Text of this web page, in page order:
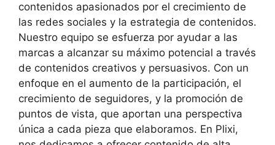
contenidos apasionados por el crecimiento de
las redes sociales y la estrategia de contenidos.
Nuestro equipo se esfuerza por ayudar a las
marcas a alcanzar su máximo potencial a través
de contenidos creativos y persuasivos. Con un
enfoque en el aumento de la participación, el
crecimiento de seguidores, y la promoción de
puntos de vista, que aportan una perspectiva
única a cada pieza que elaboramos. En Plixi,